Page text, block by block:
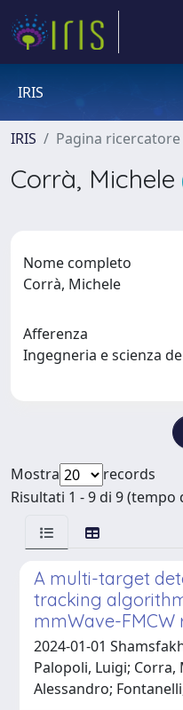
IRIS
IRIS Pagina ricercatore
Corrà, Michele
Nome completo
Corrà, Michele
Afferenza
Ingegneria e scienza
Mostra
records
Risultati 1 - 9 di 9 (tempo
A multi-target
tracking
mmWave-FMCW
2024-01-01
Palopoli, Luigi; Corra,
Alessandro;